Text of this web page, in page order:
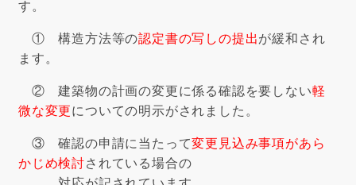
す。
① 構造方法等の認定書の写しの提出が緩和され
ます。
② 建築物の計画の変更に係る確認を要しない軽
微な変更についての明示がされました。
③ 確認の申請に当たって変更見込み事項があら
かじめ検討されている場合の